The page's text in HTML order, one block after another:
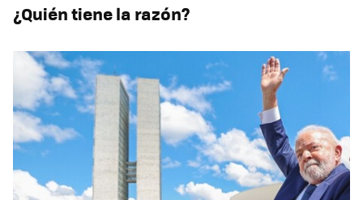
¿Quién tiene la razón?